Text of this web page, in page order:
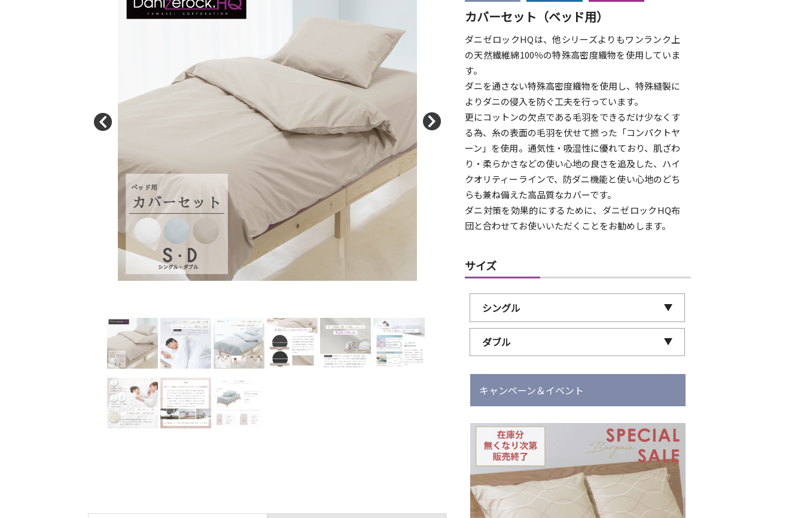
カバーセット（ベッド用）
ダニゼロックHQは、他シリーズよりもワンランク上
の天然繊維綿100％の特殊高密度織物を使用していま
す。
ダニを通さない特殊高密度織物を使用し、特殊縫製に
よりダニの侵入を防ぐ工夫を行っています。
更にコットンの欠点である毛羽をできるだけ少なくす
る為、糸の表面の毛羽を伏せて撚った「コンパクトヤ
ーン」を使用。通気性・吸湿性に優れており、肌ざわ
り・柔らかさなどの使い心地の良さを追及した、ハイ
クオリティーラインで、防ダニ機能と使い心地のどち
らも兼ね備えた高品質なカバーです。
ダニ対策を効果的にするために、ダニゼロックHQ布
団と合わせてお使いいただくことをお勧めします。
サイズ
シングル
ダブル
キャンペーン＆イベント